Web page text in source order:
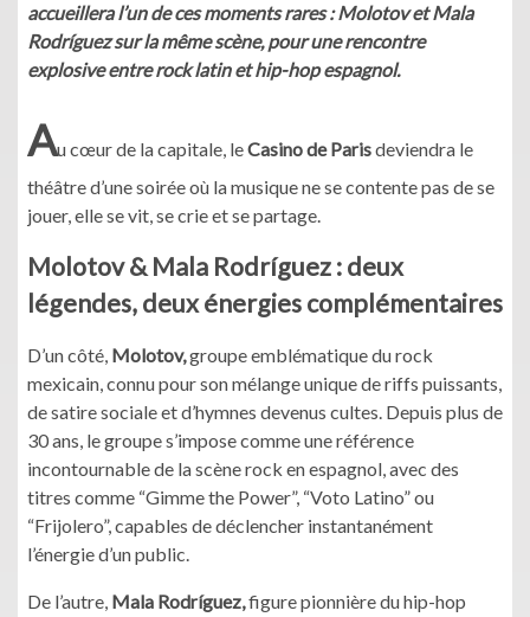
accueillera l’un de ces moments rares : Molotov et Mala
Rodríguez sur la même scène, pour une rencontre
explosive entre rock latin et hip-hop espagnol.
Au cœur de la capitale, leCasino de Parisdeviendra le
théâtre d’une soirée où la musique ne se contente pas de se
jouer, elle se vit, se crie et se partage.
Molotov & Mala Rodríguez : deux
légendes, deux énergies complémentaires
D’un côté, Molotov,groupe emblématique du rock
mexicain, connu pour son mélange unique de riffs puissants,
de satire sociale et d’hymnes devenus cultes. Depuis plus de
30 ans, le groupe s’impose comme une référence
incontournable de la scène rock en espagnol, avec des
titres comme “Gimme the Power”, “Voto Latino” ou
“Frijolero”, capables de déclencher instantanément
l’énergie d’un public.
De l’autre, Mala Rodríguez,figure pionnière du hip-hop